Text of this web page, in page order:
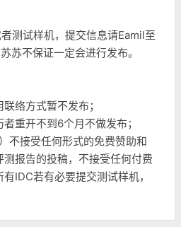
测试样机，提交信息请Eamil至
苏不保证一定会进行发布。
络方式暂不发布；
重开不到6个月不做发布；
不接受任何形式的免费赞助和
报告的投稿，不接受任何付费
IDC若有必要提交测试样机，